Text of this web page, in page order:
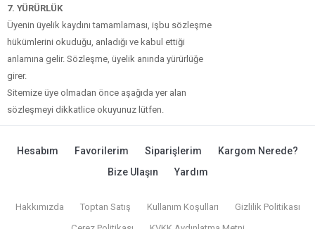
7. YÜRÜRLÜK
Üyenin üyelik kaydını tamamlaması, işbu sözleşme
hükümlerini okuduğu, anladığı ve kabul ettiği
anlamına gelir. Sözleşme, üyelik anında yürürlüğe
girer.
Sitemize üye olmadan önce aşağıda yer alan
sözleşmeyi dikkatlice okuyunuz lütfen.
Hesabım Favorilerim Siparişlerim
Kargom Nerede?
Bize Ulaşın
Yardım
Hakkımızda Toptan Satış Kullanım Koşulları
Gizlilik Politikası